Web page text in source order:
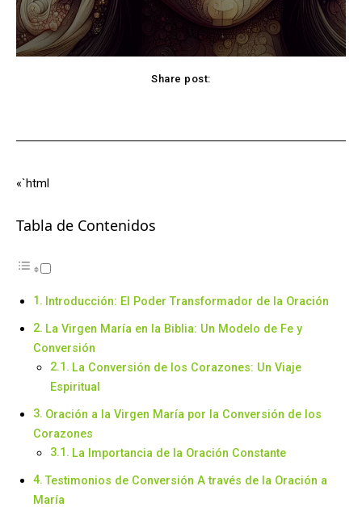
Share post:
«`html
Tabla de Contenidos
Introducción: El Poder Transformador de la Oración
La Virgen María en la Biblia: Un Modelo de Fe y
Conversión
La Conversión de los Corazones: Un Viaje
Espiritual
Oración a la Virgen María por la Conversión de los
Corazones
La Importancia de la Oración Constante
Testimonios de Conversión A través de la Oración a
María